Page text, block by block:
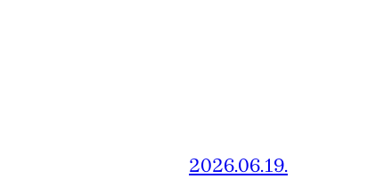
2026.06.19.